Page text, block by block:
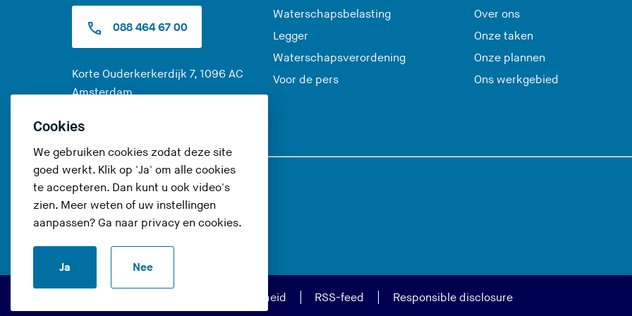
Cookies
We gebruiken cookies zodat deze site
goed werkt. Klik op 'Ja' om alle cookies
te accepteren. Dan kunt u ook video's
zien. Meer weten of uw instellingen
aanpassen? Ga naar privacy en cookies.
Ja Nee
088 464 67 00
Korte Ouderkerkerdijk 7, 1096 AC
Amsterdam(
e
a
a
e
e
Waterschapsbelasting
Legger
Waterschapsverordening
Voor de pers
Over ons
Onze taken
Onze plannen
Ons werkgebied
Volg ons op
U
e
U
e
U
v
e
Toegankelijkheid RSS-feed Responsible disclosure